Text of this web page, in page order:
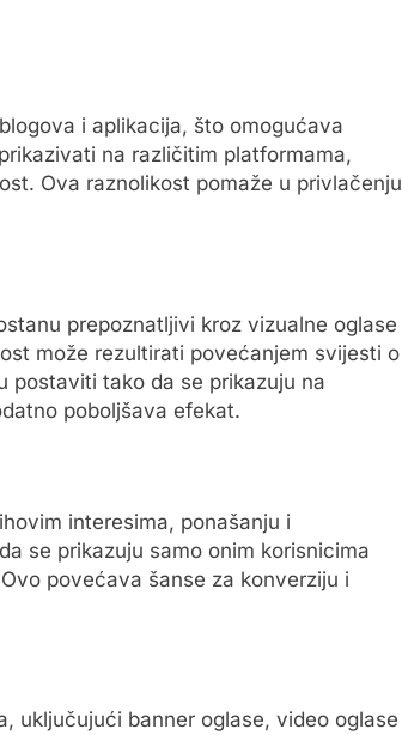
i aplikacija, što omogućava
na različitim platformama,
Ova raznolikost pomaže u privlačenju
prepoznatljivi kroz vizualne oglase
može rezultirati povećanjem svijesti o
postaviti tako da se prikazuju na
poboljšava efekat.
interesima, ponašanju i
se prikazuju samo onim korisnicima
povećava šanse za konverziju i
uključujući banner oglase, video oglase